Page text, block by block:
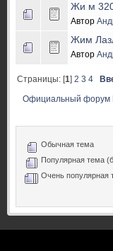
Жи м 320
Автор
Жим
Автор
Страницы: [1]2 3 4
Официальный форум
Обычная тема
Популярная тема
Очень популярная